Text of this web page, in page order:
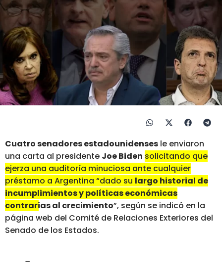
Cuatro senadores estadounidenses le enviaron
una carta al presidente Joe Biden solicitando que
ejerza una auditoría minuciosa ante cualquier
préstamo a Argentina “dado su largo historial de
incumplimientos y políticas económicas
contrarias al crecimiento”, según se indicó en la
página web del Comité de Relaciones Exteriores del
Senado de los Estados.
–